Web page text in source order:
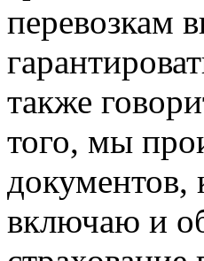
перевозкам
также
того, мы
документов,
включаю и